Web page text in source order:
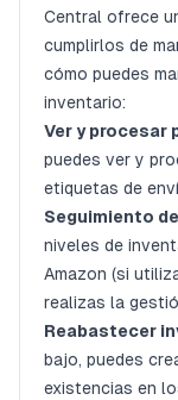
Central ofrece
cumplirlos de
cómo puedes
inventario:
Ver y procesar
puedes ver y
etiquetas de
Seguimiento
niveles de
Amazon (si
realizas la
Reabastecer
bajo, puedes
existencias en